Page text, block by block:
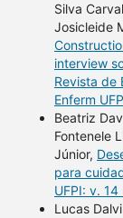
Silva
Josicleide
interview
Revista de
Enferm
Beatriz
Fontenele
Júnior,
para
UFPI: v. 14
Lucas